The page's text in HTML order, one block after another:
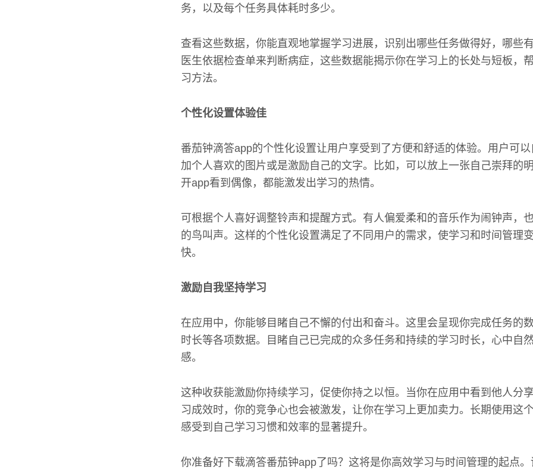
务，以及每个任务具体耗时多少。
查看这些数据，你能直观地掌握学习进展，识别出哪些任务做得好，哪些
医生依据检查单来判断病症，这些数据能揭示你在学习上的长处与短板，
习方法。
个性化设置体验佳
番茄钟滴答app的个性化设置让用户享受到了方便和舒适的体验。用户可
加个人喜欢的图片或是激励自己的文字。比如，可以放上一张自己崇拜的
开app看到偶像，都能激发出学习的热情。
可根据个人喜好调整铃声和提醒方式。有人偏爱柔和的音乐作为闹钟声，
的鸟叫声。这样的个性化设置满足了不同用户的需求，使学习和时间管理
快。
激励自我坚持学习
在应用中，你能够目睹自己不懈的付出和奋斗。这里会呈现你完成任务的
时长等各项数据。目睹自己已完成的众多任务和持续的学习时长，心中自
感。
这种收获能激励你持续学习，促使你持之以恒。当你在应用中看到他人分
习成效时，你的竞争心也会被激发，让你在学习上更加卖力。长期使用这
感受到自己学习习惯和效率的显著提升。
你准备好下载滴答番茄钟app了吗？这将是你高效学习与时间管理的起点